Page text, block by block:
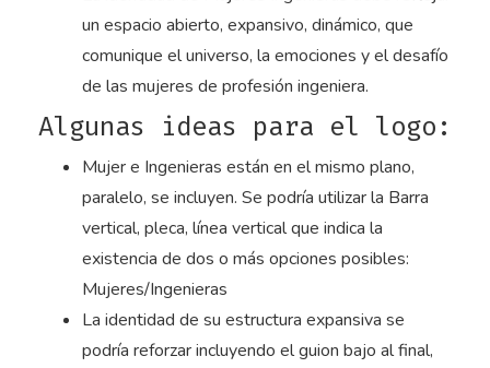
un espacio abierto, expansivo, dinámico, que
comunique el universo, la emociones y el desafío
de las mujeres de profesión ingeniera.
Algunas ideas para el logo:
Mujer e Ingenieras están en el mismo plano,
paralelo, se incluyen. Se podría utilizar la Barra
vertical, pleca, línea vertical que indica la
existencia de dos o más opciones posibles:
Mujeres/Ingenieras
La identidad de su estructura expansiva se
podría reforzar incluyendo el guion bajo al final,